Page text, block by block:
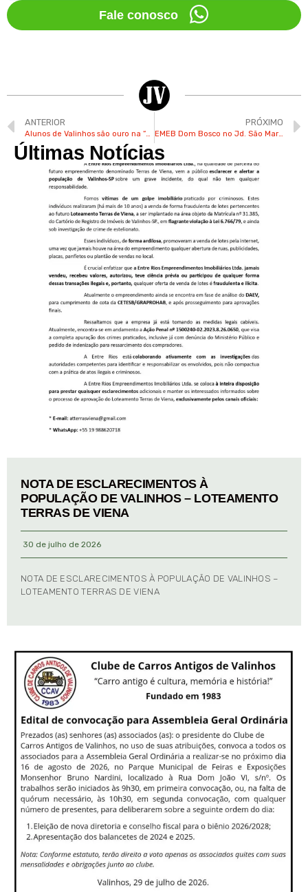
Fale conosco
ANTERIOR
Alunos de Valinhos são ouro na “Mostra Brasileira de Foguetes”
PRÓXIMO
EMEB Dom Bosco no Jd. São Marcos faz “Festa da Família” neste sábado
Últimas Notícias
NOTA DE ESCLARECIMENTOS À
POPULAÇÃO DE VALINHOS – LOTEAMENTO
TERRAS DE VIENA
30 de julho de 2026
NOTA DE ESCLARECIMENTOS À POPULAÇÃO DE VALINHOS –
LOTEAMENTO TERRAS DE VIENA